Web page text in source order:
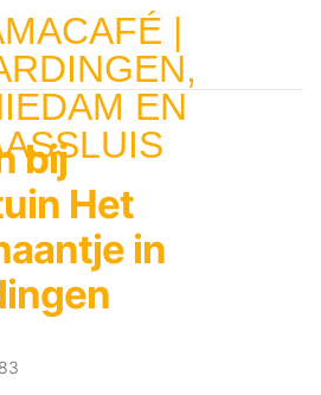
bij
Het
in